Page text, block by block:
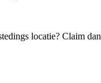
locatie? Claim